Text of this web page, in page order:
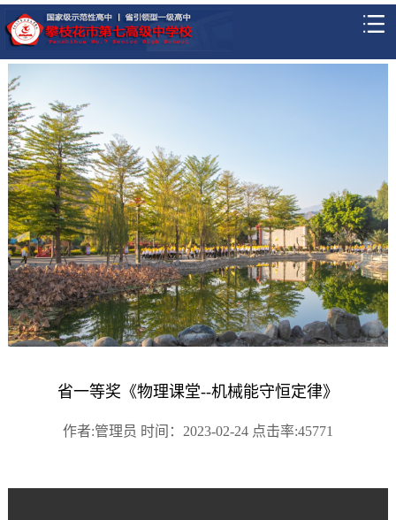
省一等奖《物理课堂--机械能守恒定律》
作者:管理员 时间：2023-02-24 点击率:45771